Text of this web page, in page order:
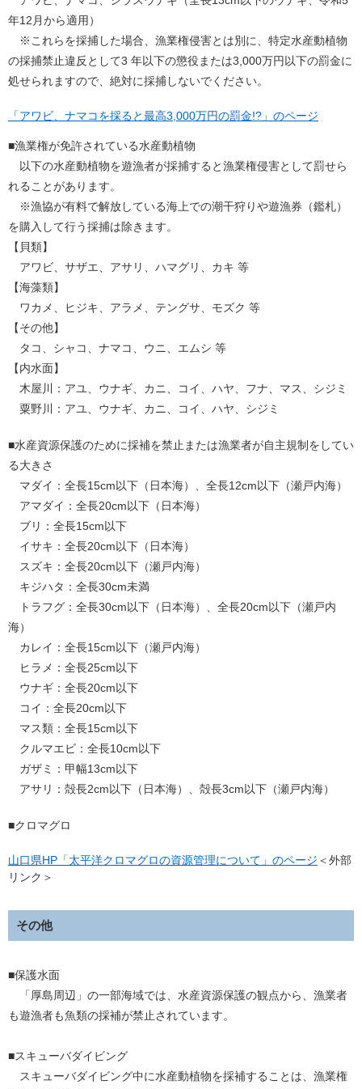
年12月から適用）
※これらを採捕した場合、漁業権侵害とは別に、特定水産動植物
の採捕禁止違反として3 年以下の懲役または3,000万円以下の罰金に
処せられますので、絶対に採捕しないでください。
「アワビ、ナマコを採ると最高3,000万円の罰金!?」のページ
■漁業権が免許されている水産動植物
以下の水産動植物を遊漁者が採捕すると漁業権侵害として罰せら
れることがあります。
※漁協が有料で解放している海上での潮干狩りや遊漁券（鑑札）
を購入して行う採捕は除きます。
【貝類】
アワビ、サザエ、アサリ、ハマグリ、カキ 等
【海藻類】
ワカメ、ヒジキ、アラメ、テングサ、モズク 等
【その他】
タコ、シャコ、ナマコ、ウニ、エムシ 等
【内水面】
木屋川：アユ、ウナギ、カニ、コイ、ハヤ、フナ、マス、シジミ
粟野川：アユ、ウナギ、カニ、コイ、ハヤ、シジミ
■水産資源保護のために採補を禁止または漁業者が自主規制をしてい
る大きさ
マダイ：全長15cm以下（日本海）、全長12cm以下（瀬戸内海）
アマダイ：全長20cm以下（日本海）
ブリ：全長15cm以下
イサキ：全長20cm以下（日本海）
スズキ：全長20cm以下（瀬戸内海）
キジハタ：全長30cm未満
トラフグ：全長30cm以下（日本海）、全長20cm以下（瀬戸内
海）
カレイ：全長15cm以下（瀬戸内海）
ヒラメ：全長25cm以下
ウナギ：全長20cm以下
コイ：全長20cm以下
マス類：全長15cm以下
クルマエビ：全長10cm以下
ガザミ：甲幅13cm以下
アサリ：殻長2cm以下（日本海）、殻長3cm以下（瀬戸内海）
■クロマグロ
山口県HP「太平洋クロマグロの資源管理について」のページ ＜外部
リンク＞
その他
■保護水面
「厚島周辺」の一部海域では、水産資源保護の観点から、漁業者
も遊漁者も魚類の採補が禁止されています。
■スキューバダイビング
スキューバダイビング中に水産動植物を採補することは、漁業権